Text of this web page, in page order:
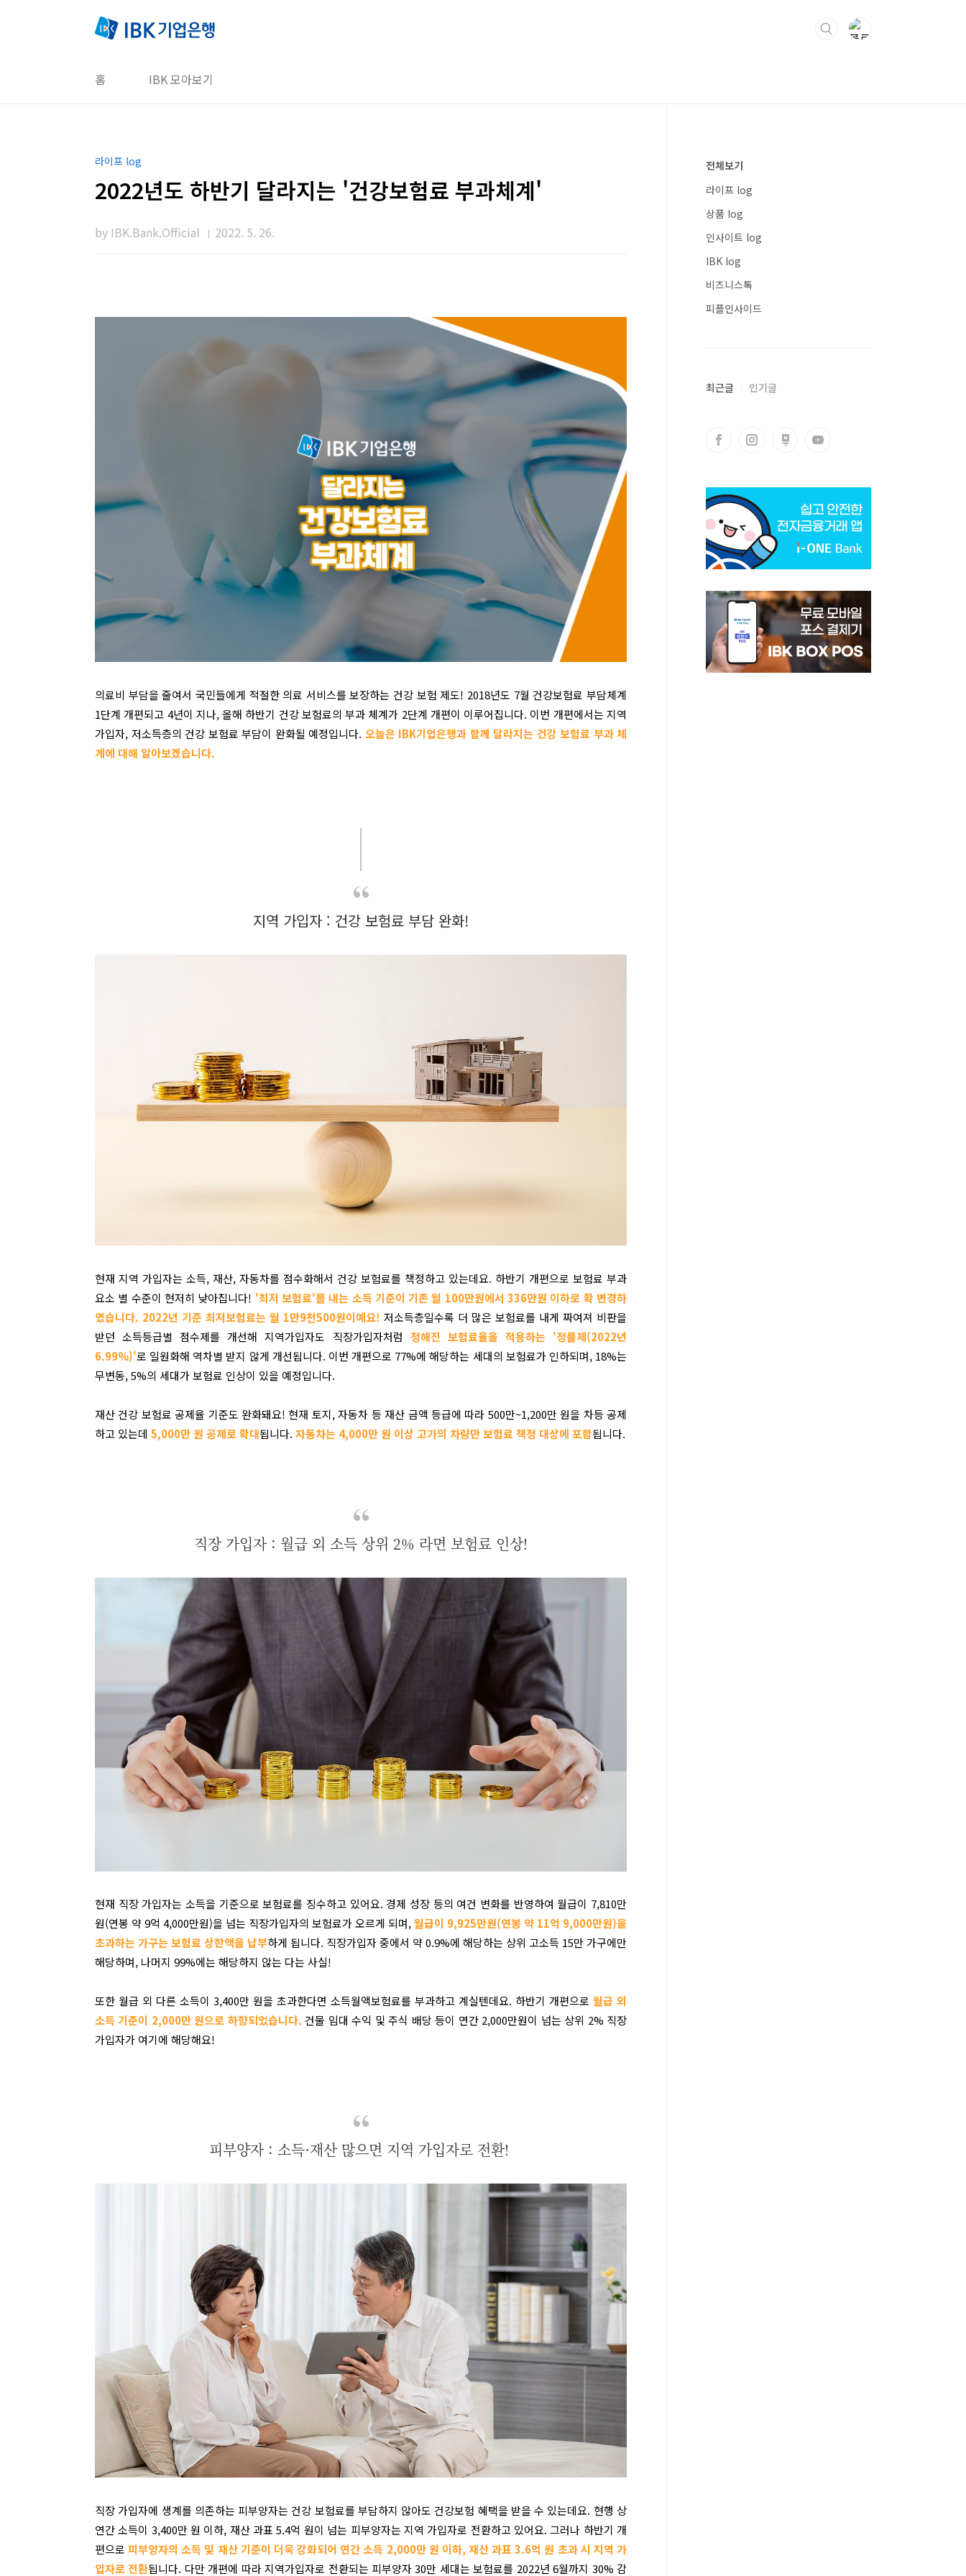
홈 IBK 모아보기
라이프 log
2022년도 하반기 달라지는 '건강보험료 부과체계'
by IBK.Bank.Official 2022. 5. 26.
의료비 부담을 줄여서 국민들에게 적절한 의료 서비스를 보장하는 건강 보험 제도! 2018년도 7월 건강보험료 부담체계
1단계 개편되고 4년이 지나, 올해 하반기 건강 보험료의 부과 체계가 2단계 개편이 이루어집니다. 이번 개편에서는 지역
가입자, 저소득층의 건강 보험료 부담이 완화될 예정입니다. 오늘은 IBK기업은행과 함께 달라지는 건강 보험료 부과 체
계에 대해 알아보겠습니다.
지역 가입자 : 건강 보험료 부담 완화!
현재 지역 가입자는 소득, 재산, 자동차를 점수화해서 건강 보험료를 책정하고 있는데요. 하반기 개편으로 보험료 부과
요소 별 수준이 현저히 낮아집니다! '최저 보험료'를 내는 소득 기준이 기존 월 100만원에서 336만원 이하로 확 변경하
였습니다. 2022년 기준 최저보험료는 월 1만9천500원이예요! 저소득층일수록 더 많은 보험료를 내게 짜여져 비판을
받던 소득등급별 점수제를 개선해 지역가입자도 직장가입자처럼 정해진 보험료율을 적용하는 '정률제(2022년
6.99%)'로 일원화해 역차별 받지 않게 개선됩니다. 이번 개편으로 77%에 해당하는 세대의 보험료가 인하되며, 18%는
무변동, 5%의 세대가 보험료 인상이 있을 예정입니다.
재산 건강 보험료 공제율 기준도 완화돼요!현재 토지, 자동차 등 재산 금액 등급에 따라 500만~1,200만 원을 차등 공제
하고 있는데 5,000만 원 공제로 확대됩니다. 자동차는 4,000만 원 이상 고가의 차량만 보험료 책정 대상에 포함됩니다.
직장 가입자 : 월급 외 소득 상위 2% 라면 보험료 인상!
현재 직장 가입자는 소득을 기준으로 보험료를 징수하고 있어요. 경제 성장 등의 여건 변화를 반영하여 월급이 7,810만
원(연봉 약 9억 4,000만원)을 넘는 직장가입자의 보험료가 오르게 되며,월급이 9,925만원(연봉 약 11억 9,000만원)을
초과하는 가구는 보험료 상한액을 납부하게 됩니다. 직장가입자 중에서 약 0.9%에 해당하는 상위 고소득 15만 가구에만
해당하며, 나머지 99%에는 해당하지 않는 다는 사실!
또한 월급 외 다른 소득이 3,400만 원을 초과한다면 소득월액보험료를 부과하고 계실텐데요. 하반기 개편으로 월급 외
소득 기준이 2,000만 원으로 하향되었습니다.건물 임대 수익 및 주식 배당 등이 연간 2,000만원이 넘는 상위 2% 직장
가입자가 여기에 해당해요!
피부양자 : 소득·재산 많으면 지역 가입자로 전환!
직장 가입자에 생계를 의존하는 피부양자는 건강 보험료를 부담하지 않아도 건강보험 혜택을 받을 수 있는데요. 현행 상
연간 소득이 3,400만 원 이하, 재산 과표 5.4억 원이 넘는 피부양자는 지역 가입자로 전환하고 있어요. 그러나 하반기 개
편으로 피부양자의 소득 및 재산 기준이 더욱 강화되어 연간 소득 2,000만 원 이하, 재산 과표 3.6억 원 초과 시 지역 가
입자로 전환됩니다. 다만 개편에 따라 지역가입자로 전환되는 피부양자 30만 세대는 보험료를 2022년 6월까지 30% 감
전체보기
라이프 log
상품 log
인사이트 log
IBK log
비즈니스톡
피플인사이드
최근글 인기글